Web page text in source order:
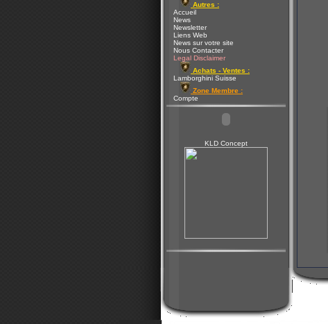
Autres :
Accueil
News
Newsletter
Liens Web
News sur votre site
Nous Contacter
Legal Disclaimer
Achats - Ventes :
Lamborghini Suisse
Zone Membre :
Compte
KLD Concept